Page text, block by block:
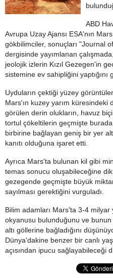
ABD
Avrupa Uzay Ajansı ESA'nın
gökbilimciler, sonuçları "Journal
dergisinde yayımlanan
jeolojik izlerin Kızıl Gezegen'in
sistemine ev sahipliğini yaptığını
Uyduların çektiği yüzey
Mars'ın kuzey yarım küresindeki
görülen derin olukların, havuz
tortul çökeltilerin geçmişte
birbirine bağlayan geniş bir yer
kanıtı olduğuna işaret etti.
Ayrıca Mars'ta bulunan kil gibi
temas sonucu oluşabileceğine
gezegende geçmişte büyük
sayılması gerektiğini vurguladı.
Bilim adamları Mars'ta 3-4 milyar
okyanusu bulunduğunu ve
altı göllerine bağladığını
Dünya'dakine benzer bir canlı
açısından ipucu sağlayabileceği